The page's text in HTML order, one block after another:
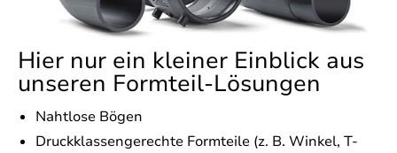
Hier nur ein kleiner Einblick aus
unseren Formteil-Lösungen
Nahtlose Bögen
Druckklassengerechte Formteile (z. B. Winkel, T-